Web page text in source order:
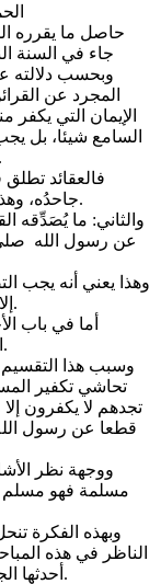
حاصل ما يقرره
جاء في السنة
وبحسب دلالته
المجرد عن
الإيمان التي يكفر
السامع شيئا، بل
صحيحا - ولا يجوز رده من غير إقرار ولا تصديق.
فالعقائد
جاحدُه، وهذا لا يثبت إلا بدليل قطعي الورود، قطعي الدلالة.
والثاني: ما يُصَدِّقه
عن رسول الله
وهذا يعني أنه يجب
إلا من أنكر المتواتر الذي لا يحتمل إلا معنى واحدا.
أما في باب
المتواتر، وإذا اتضحت هذه المعاني زال الإشكال.
وسبب هذا التقسيم
تحاشي تكفير
تجدهم لا يكفرون
قطعا عن رسول
ووجهة نظر
مسلمة فهو مسلم
وبهذه الفكرة
الناظر في هذه
أحدثها الجهل بين كثير من طوائف المسلمين. والله أعلم.